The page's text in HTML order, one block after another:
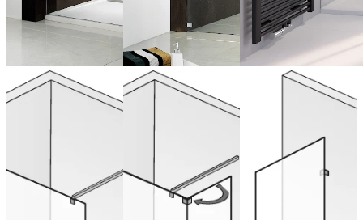
Walk In
Atelier® Pur
Paroi frontale
Atelier® Pur
Paroi frontale
avec partie
latérale
Atelier® Pur
Paroi latérale
pour AP.51 -